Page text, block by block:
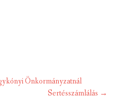
Önkormányzatnál
Sertésszámlálás →